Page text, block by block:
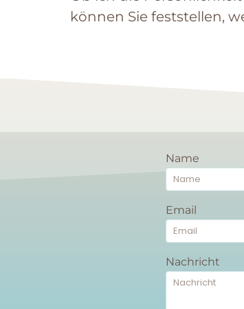
können Sie feststellen,
Name
Email
Nachricht